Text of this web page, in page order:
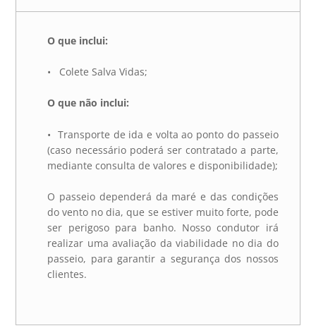
O que inclui:
• Colete Salva Vidas;
O que não inclui:
• Transporte de ida e volta ao ponto do passeio
(caso necessário poderá ser contratado a parte,
mediante consulta de valores e disponibilidade);
O passeio dependerá da maré e das condições
do vento no dia, que se estiver muito forte, pode
ser perigoso para banho. Nosso condutor irá
realizar uma avaliação da viabilidade no dia do
passeio, para garantir a segurança dos nossos
clientes.